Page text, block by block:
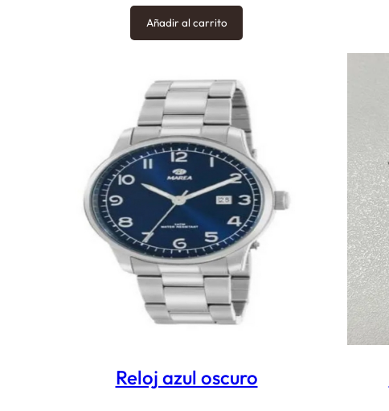
Añadir al carrito
Reloj azul oscuro